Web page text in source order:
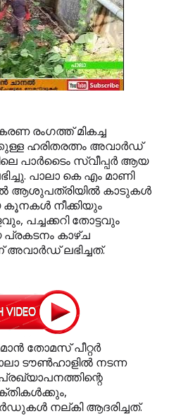
രംഗത്ത് മികച്ച
ഹരിതരത്നം അവാര്‍ഡ്
പാര്‍ടൈം സ്വീപ്പര്‍ ആയ
പാലാ കെ എം മാണി
ആശുപത്രിയില്‍ കാടുകള്‍
കൂനകള്‍ നീക്കിയും
പച്ചക്കറി തോട്ടവും
പ്രകടനം കാഴ്ച
അവാര്‍ഡ് ലഭിച്ചത്.
തോമസ് പീറ്റര്‍
ടൗണ്‍ഹാളില്‍ നടന്ന
നല്കി ആദരിച്ചത്.